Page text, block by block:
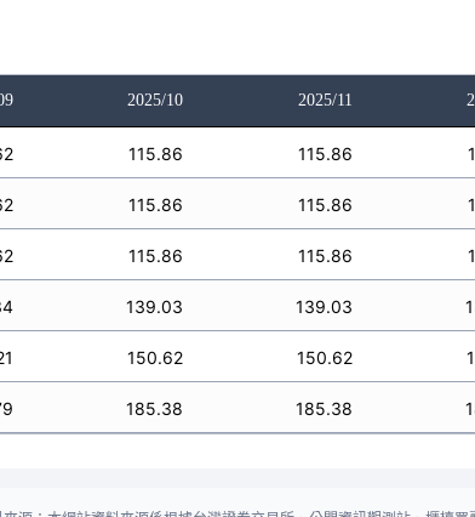
2025/10 2025/11
115.86 115.86
115.86 115.86
115.86 115.86
139.03 139.03
150.62 150.62
185.38 185.38